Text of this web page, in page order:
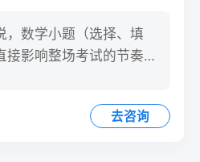
，数学小题（选择、填
接影响整场考试的节奏。
去咨询